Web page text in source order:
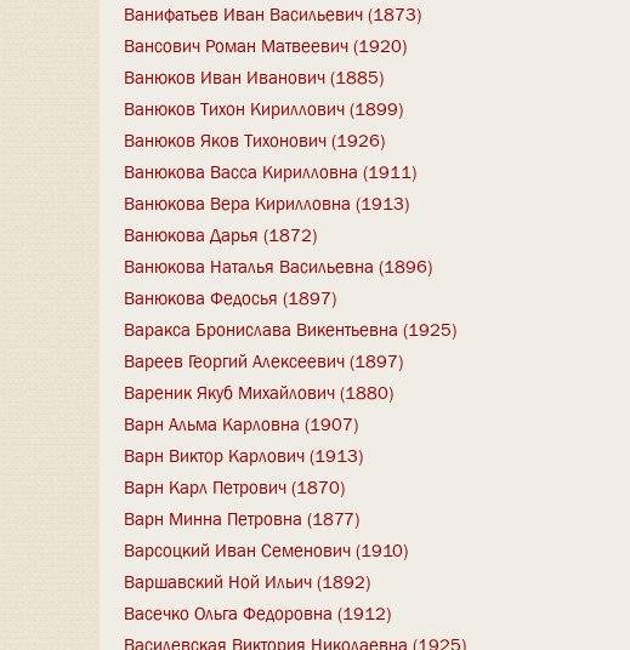
Ванифатьев Иван Васильевич (1873)
Вансович Роман Матвеевич (1920)
Ванюков Иван Иванович (1885)
Ванюков Тихон Кириллович (1899)
Ванюков Яков Тихонович (1926)
Ванюкова Васса Кирилловна (1911)
Ванюкова Вера Кирилловна (1913)
Ванюкова Дарья (1872)
Ванюкова Наталья Васильевна (1896)
Ванюкова Федосья (1897)
Варакса Бронислава Викентьевна (1925)
Вареев Георгий Алексеевич (1897)
Вареник Якуб Михайлович (1880)
Варн Альма Карловна (1907)
Варн Виктор Карлович (1913)
Варн Карл Петрович (1870)
Варн Минна Петровна (1877)
Варсоцкий Иван Семенович (1910)
Варшавский Ной Ильич (1892)
Васечко Ольга Федоровна (1912)
Василевская Виктория Николаевна (1925)